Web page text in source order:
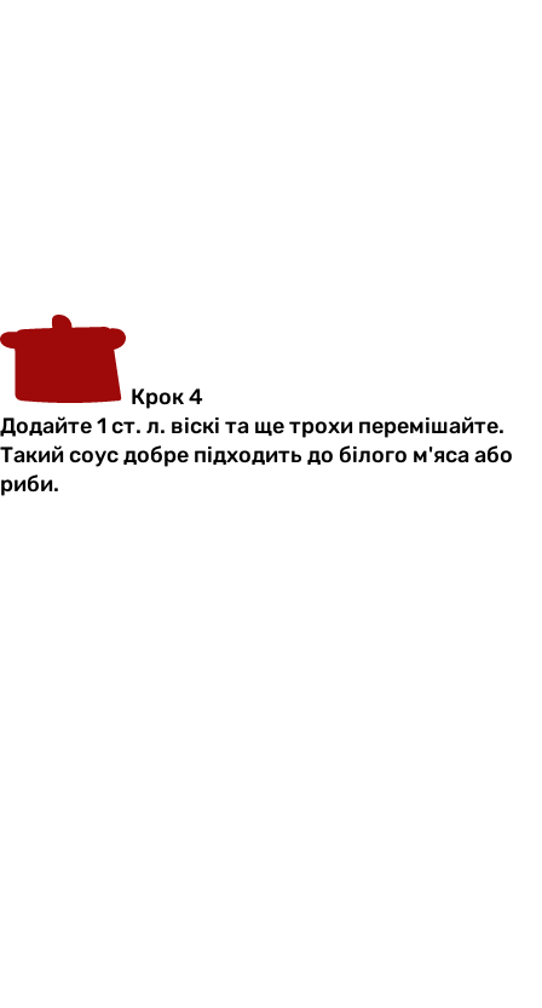
Крок 4
Додайте 1 ст. л. віскі та ще трохи перемішайте.
Такий соус добре підходить до білого м'яса або
риби.